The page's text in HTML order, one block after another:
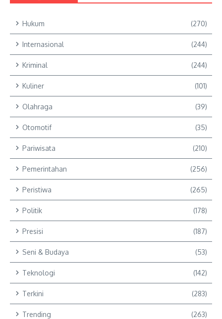
Hukum (270)
Internasional (244)
Kriminal (244)
Kuliner (101)
Olahraga (39)
Otomotif (35)
Pariwisata (210)
Pemerintahan (256)
Peristiwa (265)
Politik (178)
Presisi (187)
Seni & Budaya (53)
Teknologi (142)
Terkini (283)
Trending (263)